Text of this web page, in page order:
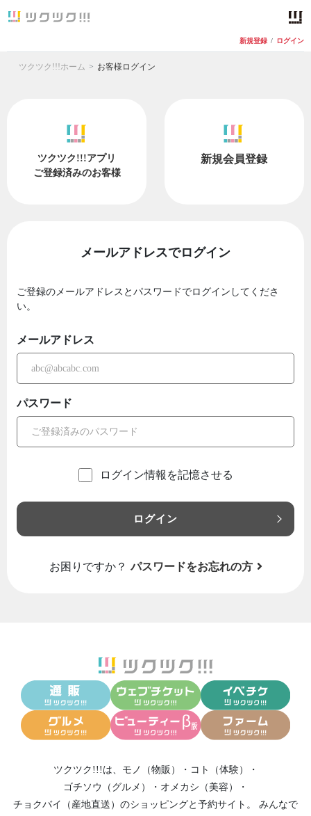
新規登録 / ログイン
ツクツク!!!ホーム お客様ログイン
ツクツク!!!アプリ
ご登録済みのお客様
新規会員登録
メールアドレスでログイン
ご登録のメールアドレスとパスワードでログインしてくださ
い。
メールアドレス
パスワード
ログイン情報を記憶させる
ログイン
お困りですか？ パスワードをお忘れの方
ツクツク!!!は、 モノ（物販） ・ コト（体験）
・
ゴチソウ（グルメ）
・ オメカシ（美容）
・
チョクバイ（産地直送） のショッピングと予約サイト。
みんなで